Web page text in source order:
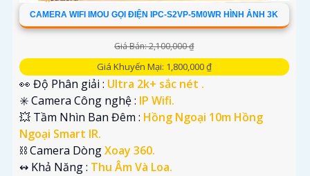
CAMERA WIFI IMOU GỌI ĐIỆN IPC-S2VP-5M0WR HÌNH ẢNH 3K
Giá Bán: 2,100,000 ₫
Giá Khuyến Mại: 1,800,000 ₫
👀 Độ Phân giải : Ultra 2k+ sắc nét .
✳️ Camera Công nghệ : IP Wifi.
💥 Tầm Nhìn Ban Đêm : Hồng Ngoại 10m Hồng
Ngoại Smart IR.
⛓ Camera DòngXoay 360.
️↭ Khả Năng : Thu Âm Và Loa.